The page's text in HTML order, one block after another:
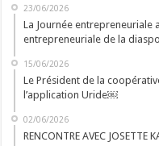
23/06/2026
La Journée entrepreneuriale
entrepreneuriale de la
15/06/2026
Le Président de la
l’application Uride￼
02/06/2026
RENCONTRE AVEC JOSETTE